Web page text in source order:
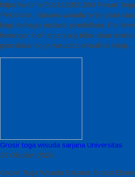
https://wa.me/6281222821060 Pesan
Pekanbaru Busana wisuda terjangkau
bagi berbagai instansi pendidikan.
kenangan berharga yang tidak akan
pemakaian toga wisuda berkualitas tetap…
Grosir toga wisuda sarjana Universitas
29 Oktober 2024
Grosir Toga Wisuda Sarjana: Solusi